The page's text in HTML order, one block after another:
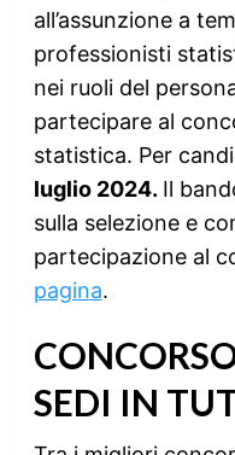
all’assunzione a
professionisti
nei ruoli del
partecipare al
statistica. Per
luglio 2024. Il
sulla selezione e
partecipazione al
pagina.
SEDI IN